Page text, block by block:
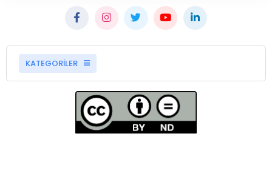
KATEGORİLER